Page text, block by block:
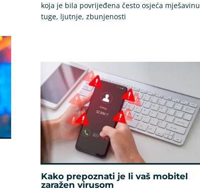
koja je bila povrijeđena često osjeća mješavinu
tuge, ljutnje, zbunjenosti
Kako prepoznati je li vaš mobitel
zaražen virusom